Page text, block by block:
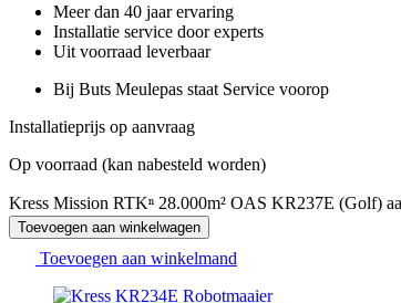
Meer dan 40 jaar ervaring
Installatie service door experts
Uit voorraad leverbaar
Bij Buts Meulepas staat Service voorop
Installatieprijs op aanvraag
Op voorraad (kan nabesteld worden)
Kress Mission RTKⁿ 28.000m² OAS KR237E (Golf)
Toevoegen aan winkelwagen
Toevoegen aan winkelmand